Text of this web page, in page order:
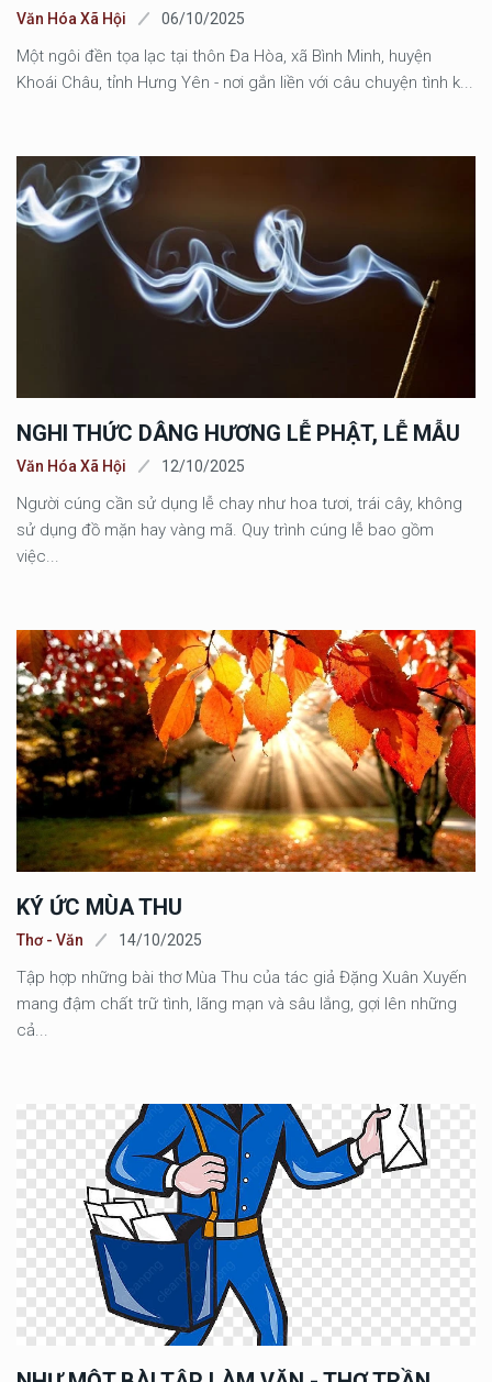
Văn Hóa Xã Hội 06/10/2025
Một ngôi đền tọa lạc tại thôn Đa Hòa, xã Bình Minh, huyện
Khoái Châu, tỉnh Hưng Yên - nơi gắn liền với câu chuyện tình k...
NGHI THỨC DÂNG HƯƠNG LỄ PHẬT, LỄ MẪU
Văn Hóa Xã Hội 12/10/2025
Người cúng cần sử dụng lễ chay như hoa tươi, trái cây, không
sử dụng đồ mặn hay vàng mã. Quy trình cúng lễ bao gồm
việc...
KÝ ỨC MÙA THU
Thơ - Văn 14/10/2025
Tập hợp những bài thơ Mùa Thu của tác giả Đặng Xuân Xuyến
mang đậm chất trữ tình, lãng mạn và sâu lắng, gợi lên những
cả...